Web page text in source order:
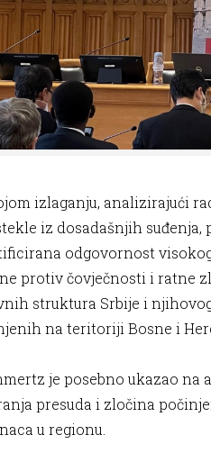
izlaganju, analizirajući
iz dosadašnjih suđenja,
odgovornost
protiv čovječnosti i ratne
struktura Srbije i
na teritoriji Bosne i
je posebno ukazao
presuda i zločina
u regionu.